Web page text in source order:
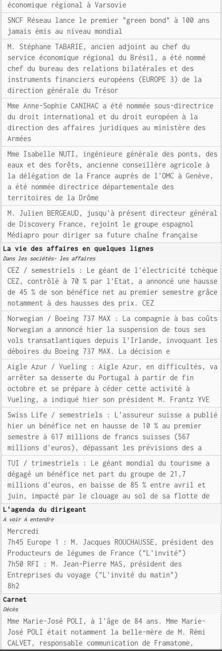
économique régional à Varsovie
SNCF Réseau lance le premier "green bond" à 100 ans
jamais émis au niveau mondial
M. Stéphane TABARIE, ancien adjoint au chef du
service économique régional du Brésil, a été nommé
chef du bureau des relations bilatérales et des
instruments financiers européens (EUROPE 3) de la
direction générale du Trésor
Mme Anne-Sophie CANIHAC a été nommée sous-directrice
du droit international et du droit européen à la
direction des affaires juridiques au ministère des
Armées
Mme Isabelle NUTI, ingénieure générale des ponts, des
eaux et des forêts, ancienne conseillère agricole à
la délégation de la France auprès de l'OMC à Genève,
a été nommée directrice départementale des
territoires de la Drôme
M. Julien BERGEAUD, jusqu'à présent directeur général
de Discovery France, rejoint le groupe espagnol
Médiapro pour diriger sa future chaîne française
La vie des affaires en quelques lignes
Dans les sociétés- les affaires
CEZ / semestriels : Le géant de l'électricité tchèque
CEZ, contrôlé à 70 % par l'Etat, a annoncé une hausse
de 45 % de son bénéfice net au premier semestre grâce
notamment à des hausses des prix. CEZ
Norwegian / Boeing 737 MAX : La compagnie à bas coûts
Norwegian a annoncé hier la suspension de tous ses
vols transatlantiques depuis l'Irlande, invoquant les
déboires du Boeing 737 MAX. La décision e
Aigle Azur / Vueling : Aigle Azur, en difficultés, va
arrêter sa desserte du Portugal à partir de fin
octobre et se prépare à céder cette activité à
Vueling, a indiqué hier son président M. Frantz YVE
Swiss Life / semestriels : L'assureur suisse a publié
hier un bénéfice net en hausse de 10 % au premier
semestre à 617 millions de francs suisses (567
millions d'euros), dépassant les prévisions des a
TUI / trimestriels : Le géant mondial du tourisme a
dégagé un bénéfice net part du groupe de 21,7
millions d'euros, en baisse de 85 % entre avril et
juin, impacté par le clouage au sol de sa flotte de
L'agenda du dirigeant
A voir A entendre
Mercredi
7h45 Europe 1 : M. Jacques ROUCHAUSSE, président des
Producteurs de légumes de France ("L'invité")
7h50 RFI : M. Jean-Pierre MAS, président des
Entreprises du voyage ("L'invité du matin")
8h2
Carnet
Décès
Mme Marie-José POLI, à l'âge de 84 ans. Mme Marie-
José POLI était notamment la belle-mère de M. Rémi
CALVET, responsable communication de Framatome,